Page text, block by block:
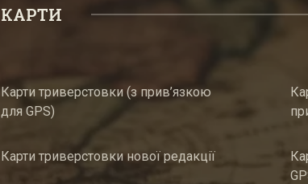
КАРТИ
Карти триверстовки (з прив’язкою
для GPS)
Карти триверстовки нової редакції